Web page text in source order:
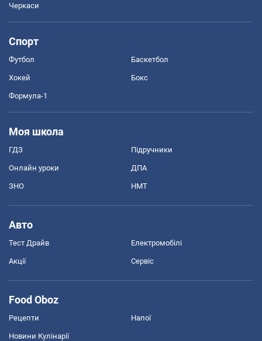
Черкаси
Спорт
Футбол Баскетбол
Хокей Бокс
Формула-1
Моя школа
ГДЗ Підручники
Онлайн уроки ДПА
ЗНО НМТ
Авто
Тест Драйв Електромобілі
Акції Сервіс
Food Oboz
Рецепти Напої
Новини Кулінарії